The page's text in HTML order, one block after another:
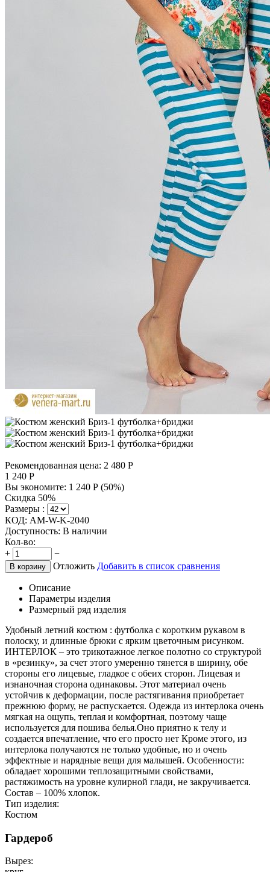
Рекомендованная цена: 2 480 Р
1 240 Р
Вы экономите: 1 240 Р (50%)
Скидка 50%
Размеры :
КОД: AM-W-K-2040
Доступность: В наличии
Кол-во:
+
−
В корзину Отложить Добавить в список сравнения
Описание
Параметры изделия
Размерный ряд изделия
Удобный летний костюм : футболка с коротким рукавом в
полоску, и длинные брюки с ярким цветочным рисунком.
ИНТЕРЛОК – это трикотажное легкое полотно со структурой
в «резинку», за счет этого умеренно тянется в ширину, обе
стороны его лицевые, гладкое с обеих сторон. Лицевая и
изнаночная сторона одинаковы. Этот материал очень
устойчив к деформации, после растягивания приобретает
прежнюю форму, не распускается. Одежда из интерлока очень
мягкая на ощупь, теплая и комфортная, поэтому чаще
используется для пошива белья.Оно приятно к телу и
создается впечатление, что его просто нет Кроме этого, из
интерлока получаются не только удобные, но и очень
эффектные и нарядные вещи для малышей. Особенности:
обладает хорошими теплозащитными свойствами,
растяжимость на уровне кулирной глади, не закручивается.
Состав – 100% хлопок.
Тип изделия:
Костюм
Гардероб
Вырез: